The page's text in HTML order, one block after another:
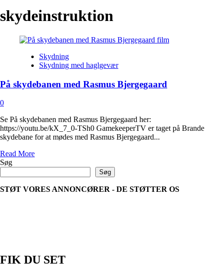
skydeinstruktion
Skydning
Skydning med haglgevær
På skydebanen med Rasmus Bjergegaard
0
Se På skydebanen med Rasmus Bjergegaard her:
https://youtu.be/kX_7_0-TSh0 GamekeeperTV er taget på Brande
skydebane for at mødes med Rasmus Bjergegaard...
Read MoreRead
På
skydebanen
Søg
Søg
STØT VORES ANNONCØRER - DE STØTTER OS
FIK DU SET